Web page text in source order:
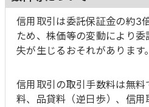
信用取引は委託保証金の約3
ため、株価等の変動により
失が生じるおそれがあります。
信用取引の取引手数料は無
料、品貸料（逆日歩）、信